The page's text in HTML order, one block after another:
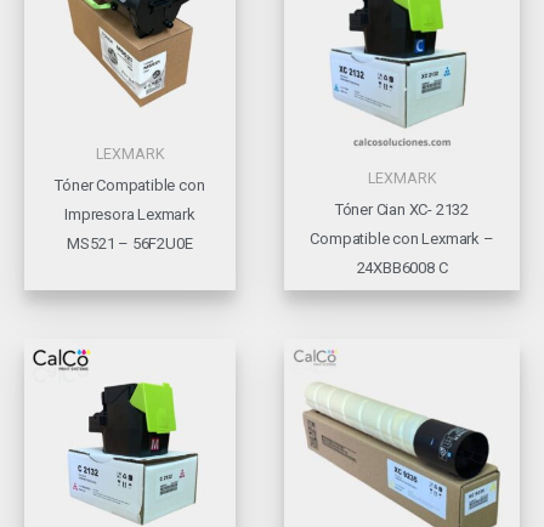
LEXMARK
Tóner Compatible con
Impresora Lexmark
MS521 – 56F2U0E
LEXMARK
Tóner Cian XC- 2132
Compatible con Lexmark –
24XBB6008 C